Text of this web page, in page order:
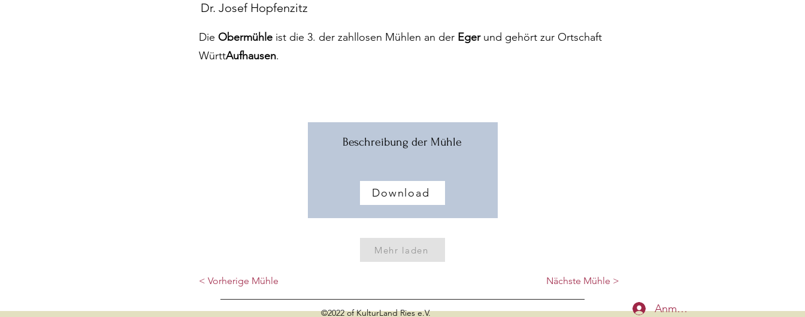
Dr. Josef Hopfenzitz
Die Obermühle ist die 3. der zahllosen Mühlen an der Egerund gehört zur Ortschaft
WürttAufhausen.
Beschreibung der Mühle
Download
Mehr laden
< Vorherige Mühle Nächste Mühle >
©2022 of KulturLand Ries e.V. Anmelden